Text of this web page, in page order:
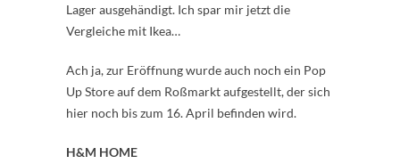
Lager ausgehändigt. Ich spar mir jetzt die
Vergleiche mit Ikea…
Ach ja, zur Eröffnung wurde auch noch ein Pop
Up Store auf dem Roßmarkt aufgestellt, der sich
hier noch bis zum 16. April befinden wird.
H&M HOME